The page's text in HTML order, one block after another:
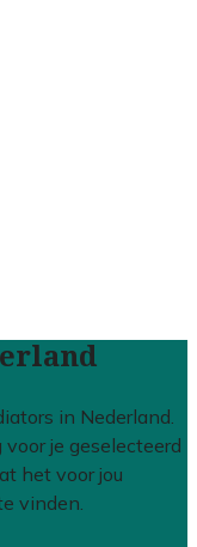
in Nederland.
je geselecteerd
het voor jou
vinden.